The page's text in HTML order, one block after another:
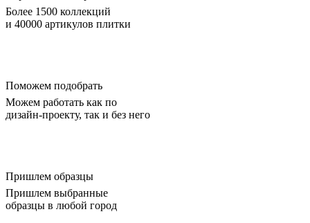
Более 1500 коллекций
и 40000 артикулов плитки
Поможем подобрать
Можем работать как по
дизайн-проекту, так и без него
Пришлем образцы
Пришлем выбранные
образцы в любой город